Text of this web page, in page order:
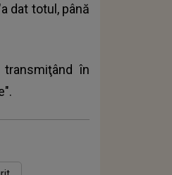
dat totul, până
în